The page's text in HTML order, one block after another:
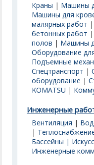
Краны | Машины
Машины для
малярных работ |
бетонных работ |
полов | Машины
Оборудование
Подъемные
Спецтранспорт |
оборудование |
KOMATSU |
Инженерные
Вентиляция |
|
Бассейны |
Инженерные